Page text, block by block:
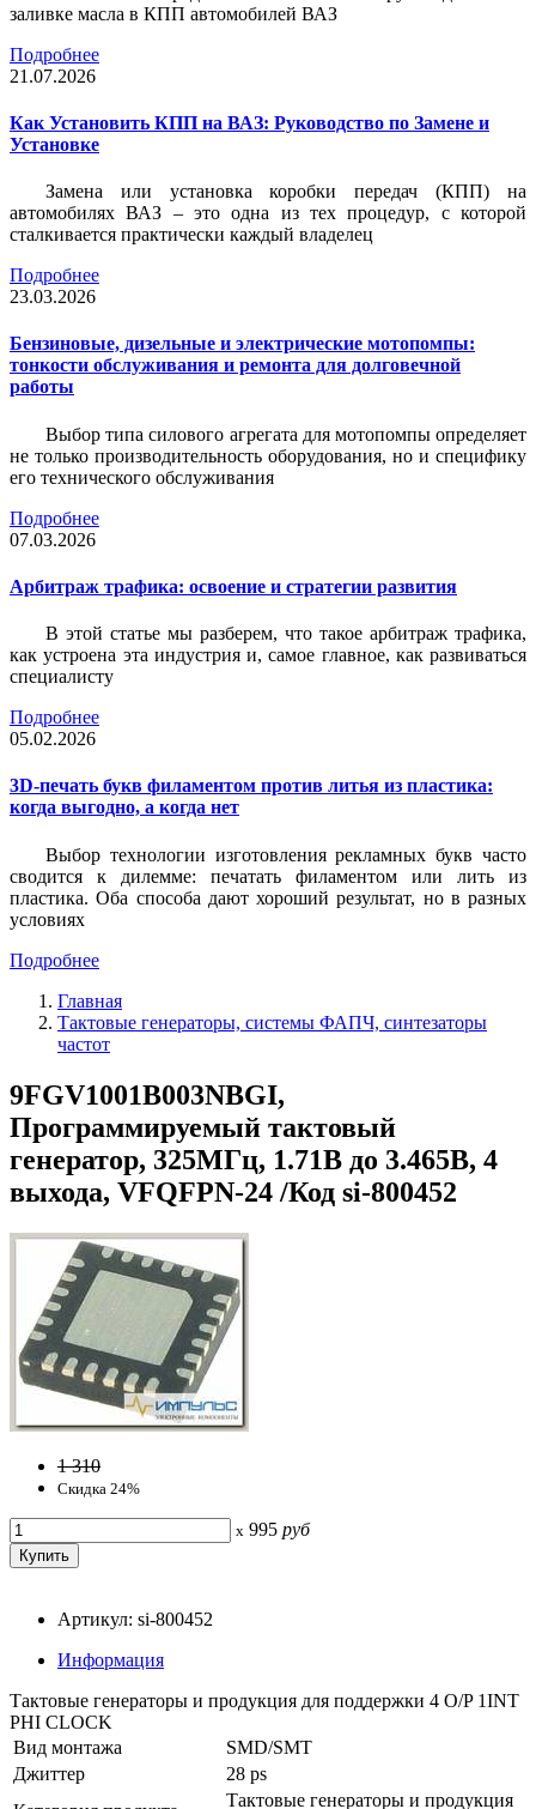
заливке масла в КПП автомобилей ВАЗ
Подробнее
21.07.2026
Как Установить КПП на ВАЗ: Руководство по Замене и
Установке
Замена или установка коробки передач (КПП) на
автомобилях ВАЗ – это одна из тех процедур, с которой
сталкивается практически каждый владелец
Подробнее
23.03.2026
Бензиновые, дизельные и электрические мотопомпы:
тонкости обслуживания и ремонта для долговечной
работы
Выбор типа силового агрегата для мотопомпы определяет
не только производительность оборудования, но и специфику
его технического обслуживания
Подробнее
07.03.2026
Арбитраж трафика: освоение и стратегии развития
В этой статье мы разберем, что такое арбитраж трафика,
как устроена эта индустрия и, самое главное, как развиваться
специалисту
Подробнее
05.02.2026
3D-печать букв филаментом против литья из пластика:
когда выгодно, а когда нет
Выбор технологии изготовления рекламных букв часто
сводится к дилемме: печатать филаментом или лить из
пластика. Оба способа дают хороший результат, но в разных
условиях
Подробнее
Главная
Тактовые генераторы, системы ФАПЧ, синтезаторы
частот
9FGV1001B003NBGI,
Программируемый тактовый
генератор, 325МГц, 1.71В до 3.465В, 4
выхода, VFQFPN-24 /Код si-800452
1 310
Скидка 24%
x 995 руб
Артикул: si-800452
Информация
Тактовые генераторы и продукция для поддержки 4 O/P 1INT
PHI CLOCK
Вид монтажа
SMD/SMT
Джиттер
28 ps
Тактовые генераторы и продукция